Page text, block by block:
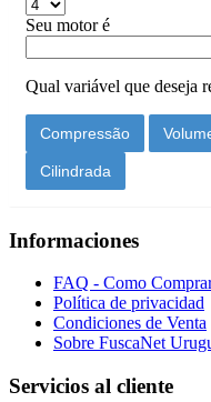
Seu motor é
Qual variável que deseja
Compressão
Cilindrada
Informaciones
FAQ - Como
Política de privacidad
Condiciones de Venta
Sobre FuscaNet
Servicios al cliente